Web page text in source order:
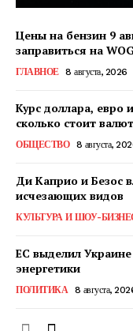
Цены на бензин 9
заправиться на
ГЛАВНОЕ 8 августа, 2026
Курс доллара, евро
сколько стоит
ОБЩЕСТВО 8 августа,
Ди Каприо и Безос
исчезающих видов
КУЛЬТУРА И ШОУ-
ЕС выделил
энергетики
ПОЛИТИКА 8 августа,